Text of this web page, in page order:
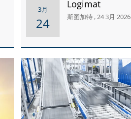
3月
24
Logimat
斯图加特 , 24 3月 2026